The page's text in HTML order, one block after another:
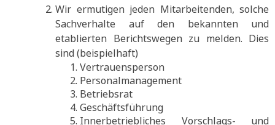
Wir ermutigen jeden Mitarbeitenden, solche
Sachverhalte auf den bekannten und
etablierten Berichtswegen zu melden. Dies
sind (beispielhaft)
Vertrauensperson
Personalmanagement
Betriebsrat
Geschäftsführung
Innerbetriebliches Vorschlags- und